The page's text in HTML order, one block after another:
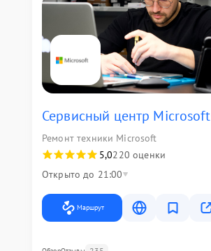
Сервисный центр Microsoft
Ремонт техники Microsoft
5,0220 оценки
Открыто до 21:00
Маршрут